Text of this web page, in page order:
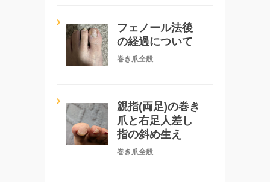
フェノール法後
の経過について
巻き爪全般
親指(両足)の巻き
爪と右足人差し
指の斜め生え
巻き爪全般